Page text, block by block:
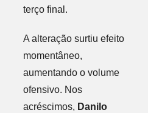
terço final.
A alteração surtiu efeito
momentâneo,
aumentando o volume
ofensivo. Nos
acréscimos, Danilo